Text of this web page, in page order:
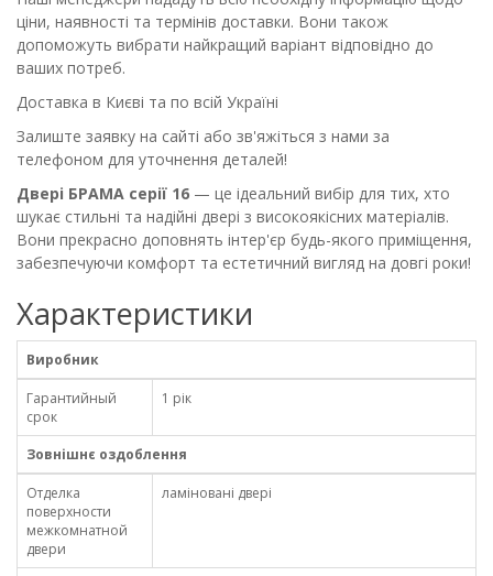
ціни, наявності та термінів доставки. Вони також
допоможуть вибрати найкращий варіант відповідно до
ваших потреб.
Доставка в Києві та по всій Україні
Залиште заявку на сайті або зв'яжіться з нами за
телефоном для уточнення деталей!
Двері БРАМА серії 16 — це ідеальний вибір для тих, хто
шукає стильні та надійні двері з високоякісних матеріалів.
Вони прекрасно доповнять інтер'єр будь-якого приміщення,
забезпечуючи комфорт та естетичний вигляд на довгі роки!
Характеристики
Виробник
Гарантийный
срок
1 рік
Зовнішнє оздоблення
Отделка
поверхности
межкомнатной
двери
ламіновані двері